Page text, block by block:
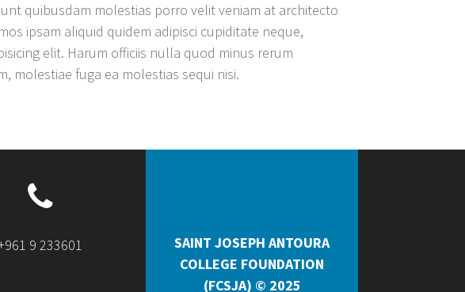
quibusdam molestias porro velit veniam at architecto
ipsam aliquid quidem adipisci cupiditate neque,
elit. Harum officiis nulla quod minus rerum
molestiae fuga ea molestias sequi nisi.
9 233601
SAINT JOSEPH ANTOURA
COLLEGE FOUNDATION
(FCSJA) © 2025